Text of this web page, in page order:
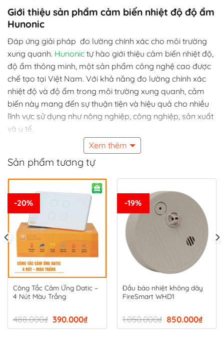
Giới thiệu sản phẩm cảm biến nhiệt độ độ ẩm
Hunonic
Đáp ứng giải pháp đo lường chính xác cho môi trường
xung quanh. Hunonic tự hào giới thiệu cảm biến nhiệt độ,
độ ẩm thông minh, một sản phẩm công nghệ cao được
chế tạo tại Việt Nam. Với khả năng đo lường chính xác
nhiệt độ và độ ẩm trong môi trường xung quanh, cảm
biến này mang đến sự thuận tiện và hiệu quả cho nhiều
lĩnh vực sử dụng như nông nghiệp, công nghiệp, sản xuất
và y tế.
Xem thêm
Sản phẩm tương tự
-20%
Công Tắc Cảm Ứng Datic –
4 Nút Màu Trắng
488.000₫ Giá
gốc
390.000₫Giá
hiện
-19%
Đầu báo nhiệt không dây
FireSmart WHD1
1.050.000₫ Giá
gốc
850.000₫Giá
hiện